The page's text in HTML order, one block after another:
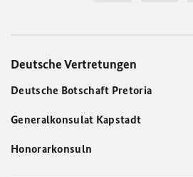
Deutsche Vertretungen
Deutsche Botschaft Pretoria
Generalkonsulat Kapstadt
Honorarkonsuln